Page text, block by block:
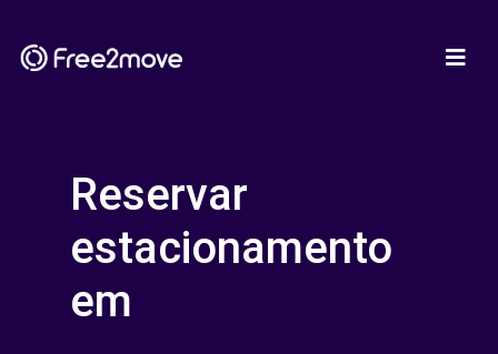
Reservar
estacionamento
em